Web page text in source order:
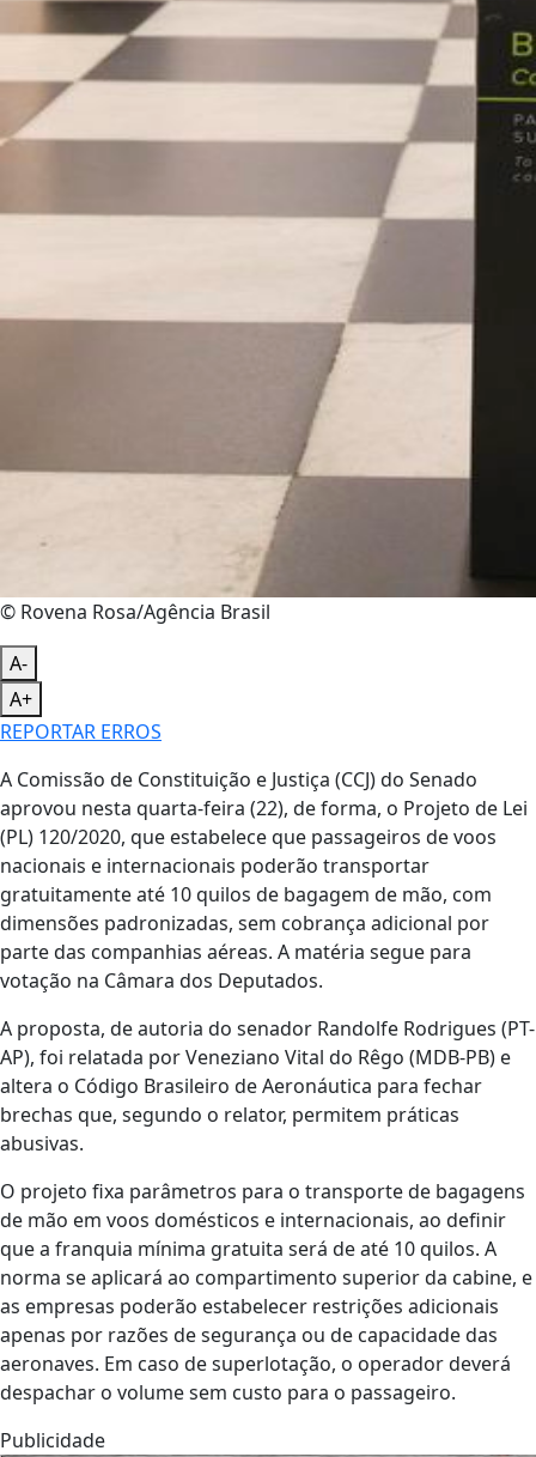
© Rovena Rosa/Agência Brasil
A-
A+
REPORTAR ERROS
A Comissão de Constituição e Justiça (CCJ) do Senado
aprovou nesta quarta-feira (22), de forma, o Projeto de Lei
(PL) 120/2020, que estabelece que passageiros de voos
nacionais e internacionais poderão transportar
gratuitamente até 10 quilos de bagagem de mão, com
dimensões padronizadas, sem cobrança adicional por
parte das companhias aéreas. A matéria segue para
votação na Câmara dos Deputados.
A proposta, de autoria do senador Randolfe Rodrigues (PT-
AP), foi relatada por Veneziano Vital do Rêgo (MDB-PB) e
altera o Código Brasileiro de Aeronáutica para fechar
brechas que, segundo o relator, permitem práticas
abusivas.
O projeto fixa parâmetros para o transporte de bagagens
de mão em voos domésticos e internacionais, ao definir
que a franquia mínima gratuita será de até 10 quilos. A
norma se aplicará ao compartimento superior da cabine, e
as empresas poderão estabelecer restrições adicionais
apenas por razões de segurança ou de capacidade das
aeronaves. Em caso de superlotação, o operador deverá
despachar o volume sem custo para o passageiro.
Publicidade